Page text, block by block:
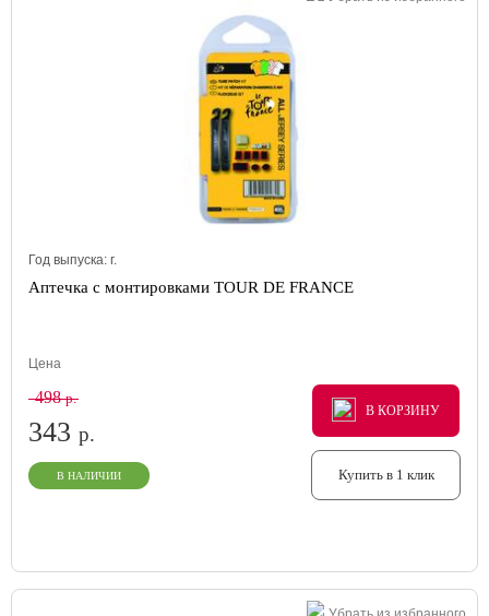
Год выпуска: г.
Аптечка с монтировками TOUR DE FRANCE
Цена
498р.
343 р.
В НАЛИЧИИ
В КОРЗИНУ
В КОРЗИНУ
В КОРЗИНУ
Купить в 1 клик